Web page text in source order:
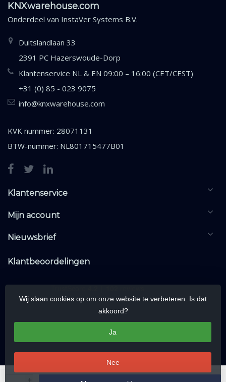
KNXwarehouse.com
Onderdeel van InstaVer Systems B.V.
Duitslandlaan 33
2391 PC Hazerswoude-Dorp
Klantenservice NL & EN 09:00 – 16:00 (CET/CEST)
+31 (0) 85 - 023 9075
info@knxwarehouse.com
KVK nummer: 28071131
BTW-nummer: NL801715477B01
Klantenservice
Mijn account
Nieuwsbrief
Klantbeoordelingen
Wij slaan cookies op om onze website te verbeteren. Is dat
akkoord?
Ja
Nee